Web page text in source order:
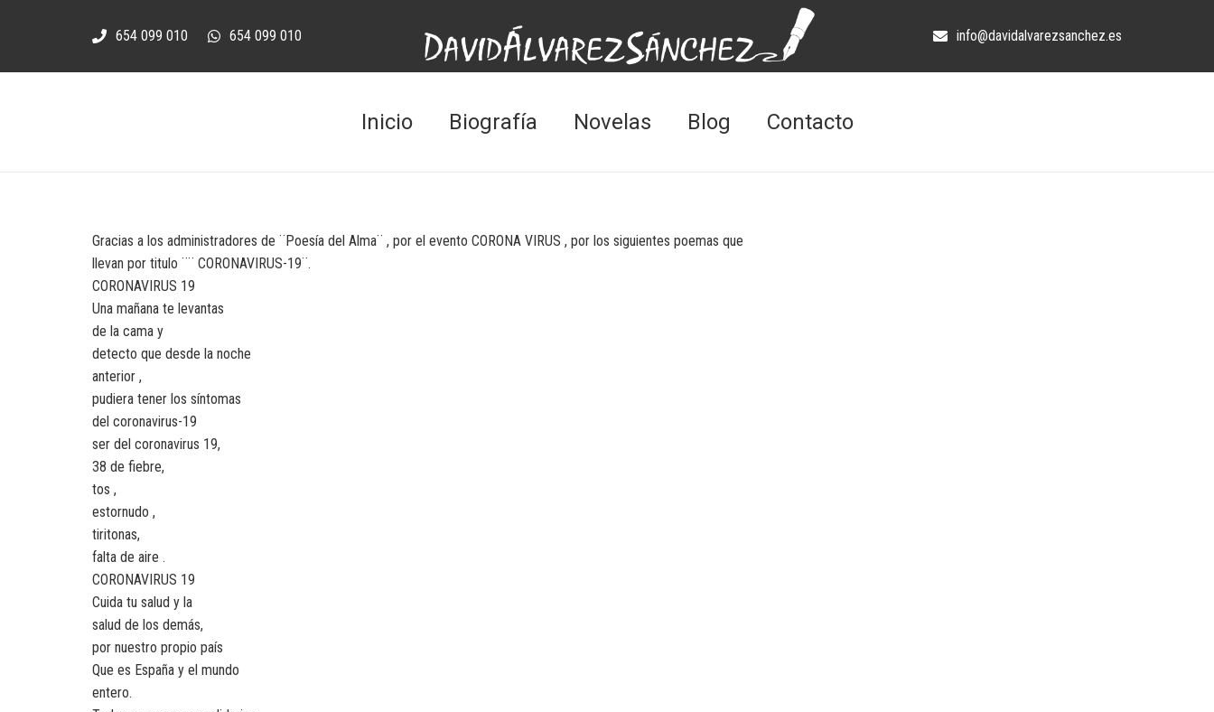
654 099 010 654 099 010 info@davidalvarezsanchez.es
Inicio Biografía Novelas Blog Contacto
Gracias a los administradores de ¨Poesía del Alma¨ , por el evento CORONA VIRUS , por los siguientes poemas que
llevan por titulo ¨¨ CORONAVIRUS-19¨.
CORONAVIRUS 19
Una mañana te levantas
de la cama y
detecto que desde la noche
anterior ,
pudiera tener los síntomas
del coronavirus-19
ser del coronavirus 19,
38 de fiebre,
tos ,
estornudo ,
tiritonas,
falta de aire .
CORONAVIRUS 19
Cuida tu salud y la
salud de los demás,
por nuestro propio país
Que es España y el mundo
entero.